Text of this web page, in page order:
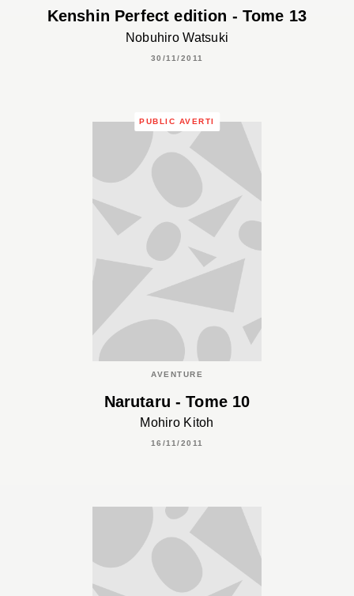
Kenshin Perfect edition - Tome 13
Nobuhiro Watsuki
30/11/2011
PUBLIC AVERTI
AVENTURE
Narutaru - Tome 10
Mohiro Kitoh
16/11/2011